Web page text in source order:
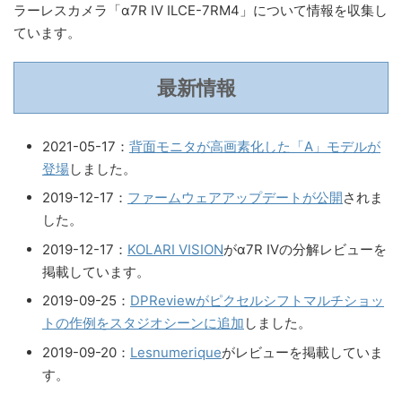
ラーレスカメラ「α7R IV ILCE-7RM4」について情報を収集し
ています。
最新情報
2021-05-17： 背面モニタが高画素化した「A」モデルが
登場しました。
2019-12-17： ファームウェアアップデートが公開されま
した。
2019-12-17： KOLARI VISIONがα7R IVの分解レビューを
掲載しています。
2019-09-25： DPReviewがピクセルシフトマルチショッ
トの作例をスタジオシーンに追加 しました。
2019-09-20： Lesnumeriqueがレビューを掲載していま
す。